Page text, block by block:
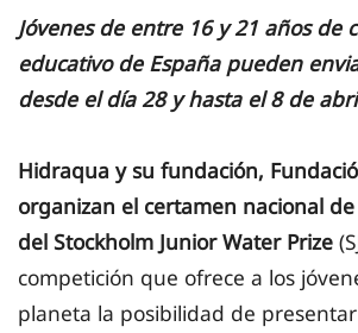
Jóvenes de entre 16 y 21 años de
educativo de España pueden
desde el día 28 y hasta el 8 de
Hidraqua y su fundación,
organizan el certamen nacional
del Stockholm Junior Water Prize
competición que ofrece a los
planeta la posibilidad de